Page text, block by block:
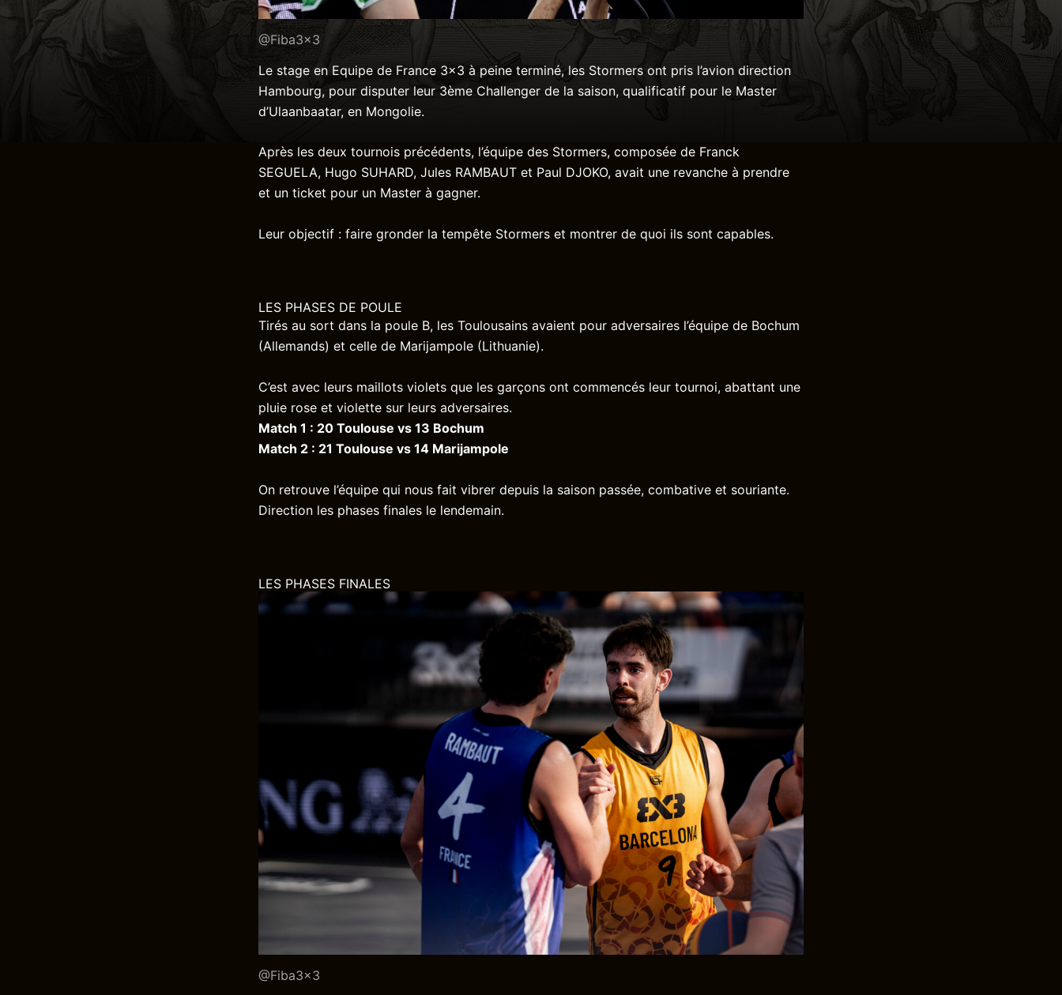
@Fiba3x3
Le stage en Equipe de France 3×3 à peine terminé, les Stormers ont pris l’avion direction
Hambourg, pour disputer leur 3ème Challenger de la saison, qualificatif pour le Master
d’Ulaanbaatar, en Mongolie.
Après les deux tournois précédents, l’équipe des Stormers, composée de Franck
SEGUELA, Hugo SUHARD, Jules RAMBAUT et Paul DJOKO, avait une revanche à prendre
et un ticket pour un Master à gagner.
Leur objectif : faire gronder la tempête Stormers et montrer de quoi ils sont capables.
LES PHASES DE POULE
Tirés au sort dans la poule B, les Toulousains avaient pour adversaires l’équipe de Bochum
(Allemands) et celle de Marijampole (Lithuanie).
C’est avec leurs maillots violets que les garçons ont commencés leur tournoi, abattant une
pluie rose et violette sur leurs adversaires.
Match 1 : 20 Toulouse vs 13 Bochum
Match 2 : 21 Toulouse vs 14 Marijampole
On retrouve l’équipe qui nous fait vibrer depuis la saison passée, combative et souriante.
Direction les phases finales le lendemain.
LES PHASES FINALES
@Fiba3x3